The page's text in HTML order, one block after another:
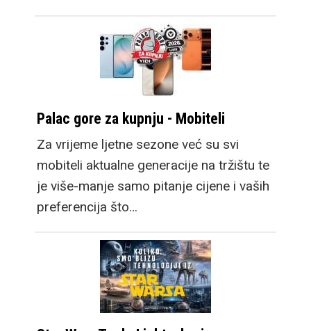
Palac gore za kupnju - Mobiteli
Za vrijeme ljetne sezone već su svi
mobiteli aktualne generacije na tržištu te
je više-manje samo pitanje cijene i vaših
preferencija što…